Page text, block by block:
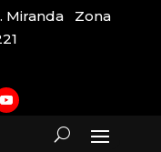
Miranda Zona